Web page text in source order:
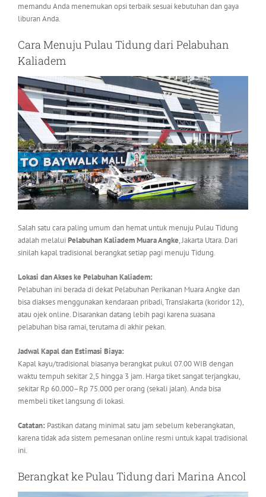
memandu Anda menemukan opsi terbaik sesuai kebutuhan dan gaya
liburan Anda.
Cara Menuju Pulau Tidung dari Pelabuhan
Kaliadem
Salah satu cara paling umum dan hemat untuk menuju Pulau Tidung
adalah melaluiPelabuhan Kaliadem Muara Angke, Jakarta Utara. Dari
sinilah kapal tradisional berangkat setiap pagi menuju Tidung.
Lokasi dan Akses ke Pelabuhan Kaliadem:
Pelabuhan ini berada di dekat Pelabuhan Perikanan Muara Angke dan
bisa diakses menggunakan kendaraan pribadi, TransJakarta (koridor 12),
atau ojek online. Disarankan datang lebih pagi karena suasana
pelabuhan bisa ramai, terutama di akhir pekan.
Jadwal Kapal dan Estimasi Biaya:
Kapal kayu/tradisional biasanya berangkat pukul 07.00 WIB dengan
waktu tempuh sekitar 2,5 hingga 3 jam. Harga tiket sangat terjangkau,
sekitar Rp 60.000–Rp 75.000 per orang (sekali jalan). Anda bisa
membeli tiket langsung di lokasi.
Catatan: Pastikan datang minimal satu jam sebelum keberangkatan,
karena tidak ada sistem pemesanan online resmi untuk kapal tradisional
ini.
Berangkat ke Pulau Tidung dari Marina Ancol